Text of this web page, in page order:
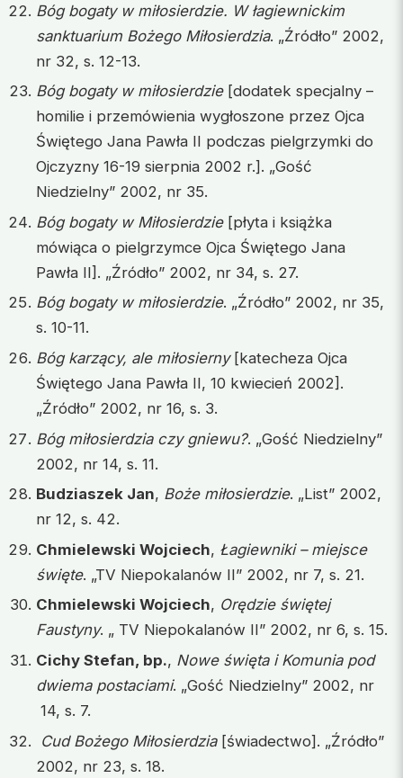
Bóg bogaty w miłosierdzie. W łagiewnickim
sanktuarium Bożego Miłosierdzia. „Źródło” 2002,
nr 32, s. 12-13.
Bóg bogaty w miłosierdzie[dodatek specjalny –
homilie i przemówienia wygłoszone przez Ojca
Świętego Jana Pawła II podczas pielgrzymki do
Ojczyzny 16-19 sierpnia 2002 r.]. „Gość
Niedzielny” 2002, nr 35.
Bóg bogaty w Miłosierdzie[płyta i książka
mówiąca o pielgrzymce Ojca Świętego Jana
Pawła II]. „Źródło” 2002, nr 34, s. 27.
Bóg bogaty w miłosierdzie. „Źródło” 2002, nr 35,
s. 10-11.
Bóg karzący, ale miłosierny[katecheza Ojca
Świętego Jana Pawła II, 10 kwiecień 2002].
„Źródło” 2002, nr 16, s. 3.
Bóg miłosierdzia czy gniewu?. „Gość Niedzielny”
2002, nr 14, s. 11.
Budziaszek Jan, Boże miłosierdzie. „List” 2002,
nr 12, s. 42.
Chmielewski Wojciech, Łagiewniki – miejsce
święte. „TV Niepokalanów II” 2002, nr 7, s. 21.
Chmielewski Wojciech, Orędzie świętej
Faustyny. „ TV Niepokalanów II” 2002, nr 6, s. 15.
Cichy Stefan, bp., Nowe święta i Komunia pod
dwiema postaciami. „Gość Niedzielny” 2002, nr
14, s. 7.
Cud Bożego Miłosierdzia[świadectwo]. „Źródło”
2002, nr 23, s. 18.